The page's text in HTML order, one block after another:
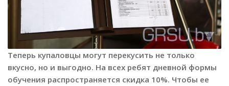
Теперь купаловцы могут перекусить не только
вкусно, но и выгодно. На всех ребят дневной формы
обучения распространяется скидка 10%. Чтобы ее